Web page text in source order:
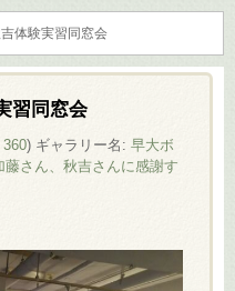
体験実習同窓会
習同窓会
) ギャラリー名: 早大ボ
さん、秋吉さんに感謝す